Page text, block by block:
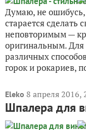
Думаю, не ошибусь,
старается сделать
неповторимым —
оригинальным. Для
различных
горок и рокариев,
Eleko 8 апреля 2016,
Шпалера для